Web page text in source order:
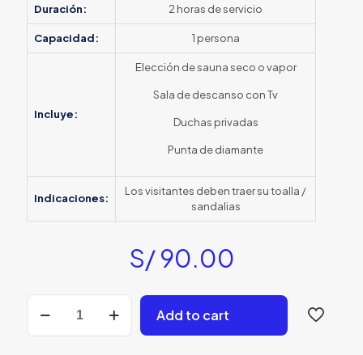
Duración: 2 horas de servicio
Capacidad: 1 persona
Incluye:
Elección de sauna seco o vapor
Sala de descanso con Tv
Duchas privadas
Punta de diamante
Indicaciones:
Los visitantes deben traer su toalla /
sandalias
S/90.00
Sauna
Add to cart